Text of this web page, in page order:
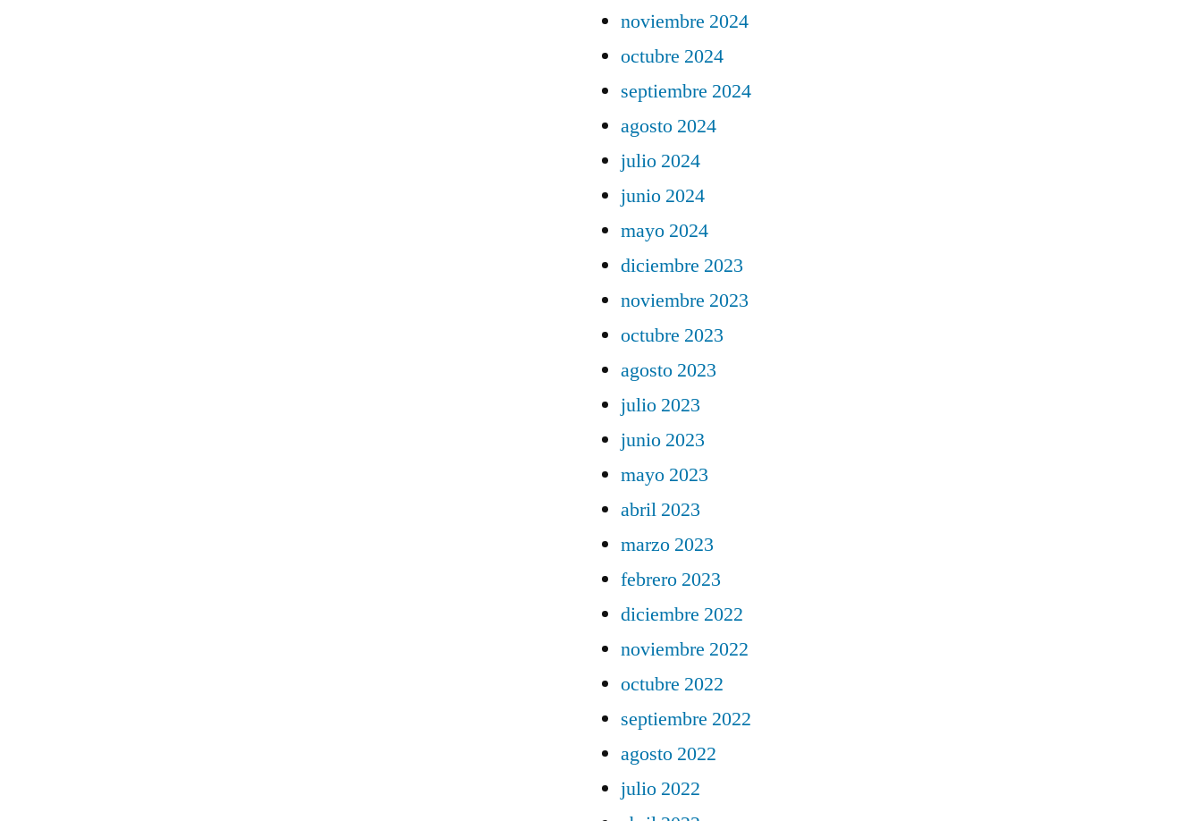
noviembre 2024
octubre 2024
septiembre 2024
agosto 2024
julio 2024
junio 2024
mayo 2024
diciembre 2023
noviembre 2023
octubre 2023
agosto 2023
julio 2023
junio 2023
mayo 2023
abril 2023
marzo 2023
febrero 2023
diciembre 2022
noviembre 2022
octubre 2022
septiembre 2022
agosto 2022
julio 2022